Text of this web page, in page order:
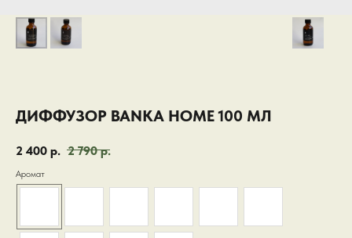
ДИФФУЗОР BANKA HOME 100 МЛ
2 400 р. 2 790 р.
Аромат